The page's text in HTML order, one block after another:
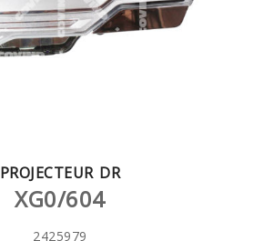
PROJECTEUR DR
XG0/604
2425979